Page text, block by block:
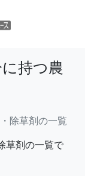
持つ農
除草剤の一覧
草剤の一覧で